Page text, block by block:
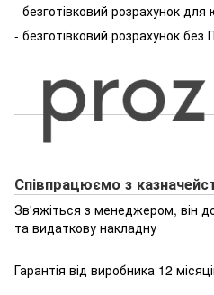
- безготівковий розрахунок
- безготівковий розрахунок без
Співпрацюємо з
Зв'яжіться з менеджером, він
та видаткову накладну
Гарантія від виробника 12